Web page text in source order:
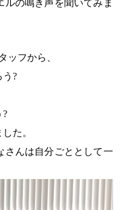
ルの鳴き声を聞いてみま
ッフから、
う?
?
た。
さんは自分ごととして一